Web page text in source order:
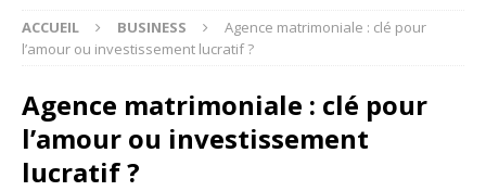
ACCUEIL BUSINESS
Agence matrimoniale : clé pour
l’amour ou investissement lucratif ?
Agence matrimoniale : clé pour
l’amour ou investissement
lucratif ?